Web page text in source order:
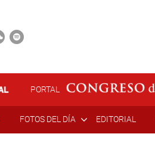
PORTAL
FOTOS DEL DÍA EDITORIAL